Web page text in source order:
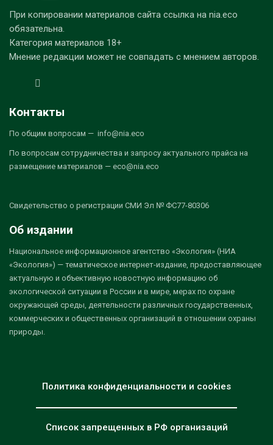
При копировании материалов сайта ссылка на nia.eco
обязательна.
Категория материалов 18+
Мнение редакции может не совпадать с мнением авторов.
Контакты
По общим вопросам — info@nia.eco
По вопросам сотрудничества и запросу актуального прайса на
размещение материалов — eco@nia.eco
Свидетельство о регистрации СМИ Эл № ФС77-80306
Об издании
Национальное информационное агентство «Экология» (НИА
«Экология») — тематическое интернет-издание, предоставляющее
актуальную и объективную новостную информацию об
экологической ситуации в России и в мире, мерах по охране
окружающей среды, деятельности различных государственных,
коммерческих и общественных организаций в отношении охраны
природы.
Политика конфиденциальности и cookies
Список запрещенных в РФ организаций